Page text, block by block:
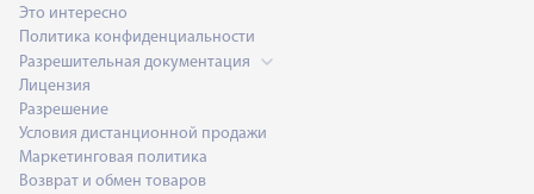
Это интересно
Политика конфиденциальности
Разрешительная документация
Лицензия
Разрешение
Условия дистанционной продажи
Маркетинговая политика
Возврат и обмен товаров